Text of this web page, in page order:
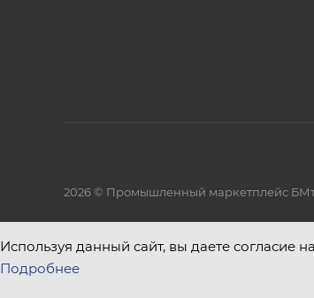
2026 © Промышленный маркетплейс
Используя данный сайт, вы даете согласие
Подробнее